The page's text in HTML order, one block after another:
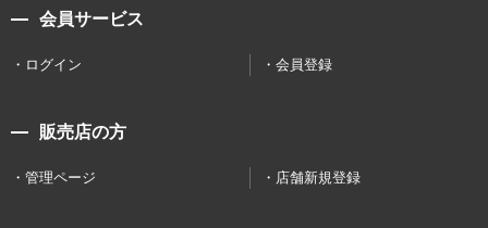
会員サービス
ログイン 会員登録
販売店の方
管理ページ 店舗新規登録